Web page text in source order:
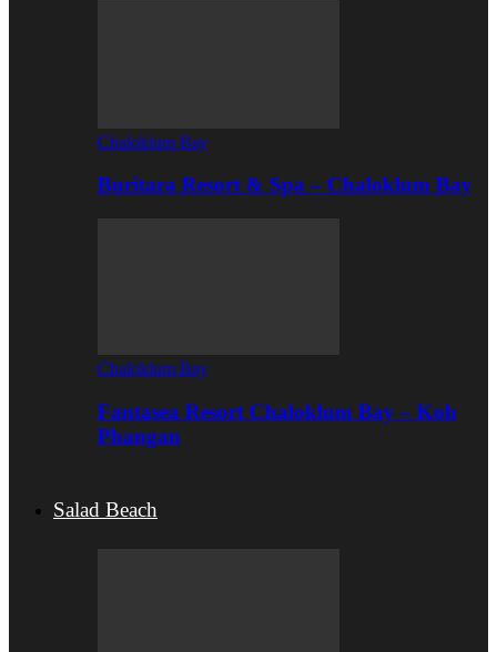
Chaloklum Bay
Buritara Resort & Spa – Chaloklum Bay
Chaloklum Bay
Fantasea Resort Chaloklum Bay – Koh
Phangan
Salad Beach